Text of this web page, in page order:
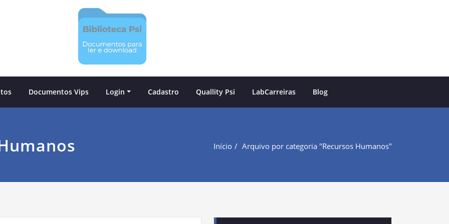
Documentos Vips Login Cadastro Quallity Psi LabCarreiras Blog
Início Arquivo por categoria "Recursos Humanos"